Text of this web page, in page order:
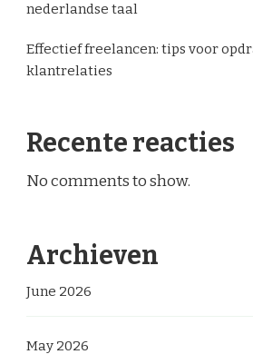
nederlandse taal
Effectief freelancen: tips voor
klantrelaties
Recente reacties
No comments to show.
Archieven
June 2026
May 2026